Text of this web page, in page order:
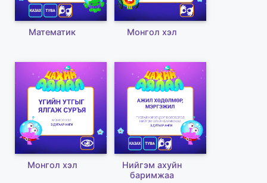
Математик Монгол хэл
Монгол хэл
Нийгэм ахуйн
баримжаа